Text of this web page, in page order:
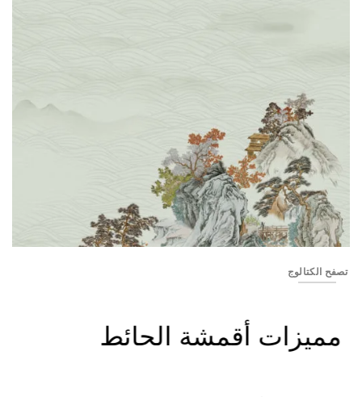
تصفح الكتالوج
مميزات أقمشة الحائط